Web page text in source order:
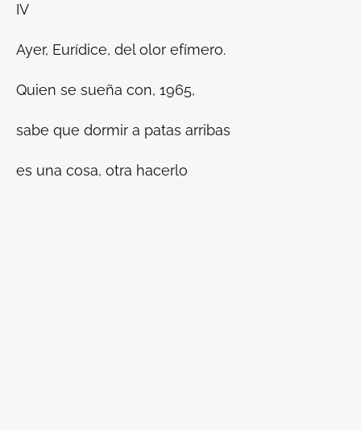
IV
Ayer, Eurídice, del olor efímero.
Quien se sueña con, 1965,
sabe que dormir a patas arribas
es una cosa, otra hacerlo